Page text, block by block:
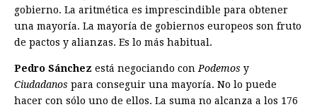
gobierno. La aritmética es imprescindible para obtener
una mayoría. La mayoría de gobiernos europeos son fruto
de pactos y alianzas. Es lo más habitual.
Pedro Sánchez está negociando con Podemos y
Ciudadanos para conseguir una mayoría. No lo puede
hacer con sólo uno de ellos. La suma no alcanza a los 176